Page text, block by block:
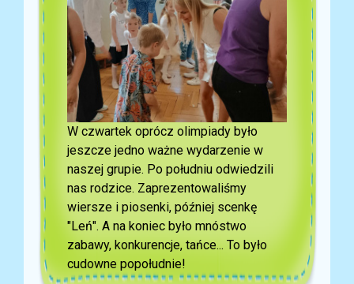
W czwartek oprócz olimpiady było
jeszcze jedno ważne wydarzenie w
naszej grupie. Po południu odwiedzili
nas rodzice. Zaprezentowaliśmy
wiersze i piosenki, później scenkę
"Leń". A na koniec było mnóstwo
zabawy, konkurencje, tańce... To było
cudowne popołudnie!